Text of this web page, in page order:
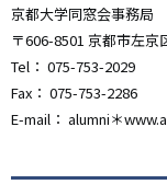
京都大学同窓会事務局
〒606-8501 京都市左
Tel： 075-753-2029
Fax： 075-753-2286
E-mail： alumni＊